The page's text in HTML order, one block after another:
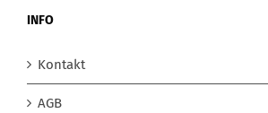
INFO
Kontakt
AGB